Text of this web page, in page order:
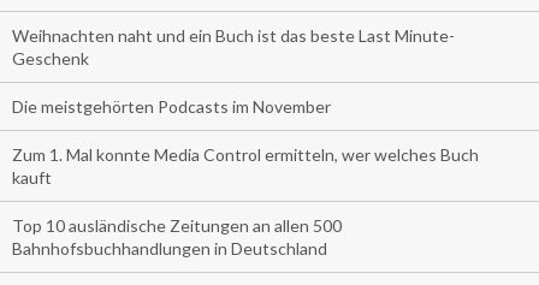
Weihnachten naht und ein Buch ist das beste Last Minute-
Geschenk
Die meistgehörten Podcasts im November
Zum 1. Mal konnte Media Control ermitteln, wer welches Buch
kauft
Top 10 ausländische Zeitungen an allen 500
Bahnhofsbuchhandlungen in Deutschland